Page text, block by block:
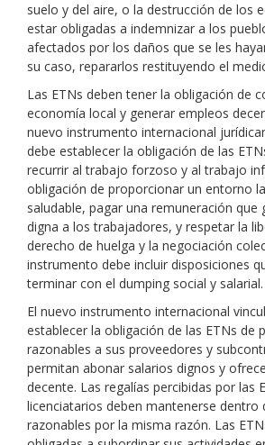
suelo y del aire, o la destrucción de los
estar obligadas a indemnizar a los
afectados por los daños que se les
su caso, repararlos restituyendo el
Las ETNs deben tener la obligación de
economía local y generar empleos
nuevo instrumento internacional
debe establecer la obligación de las
recurrir al trabajo forzoso y al trabajo
obligación de proporcionar un entorno
saludable, pagar una remuneración que
digna a los trabajadores, y respetar la
derecho de huelga y la negociación
instrumento debe incluir disposiciones
terminar con el dumping social y salarial.
El nuevo instrumento internacional
establecer la obligación de las ETNs de
razonables a sus proveedores y
permitan abonar salarios dignos y
decente. Las regalías percibidas por las
licenciatarios deben mantenerse dentro
razonables por la misma razón. Las